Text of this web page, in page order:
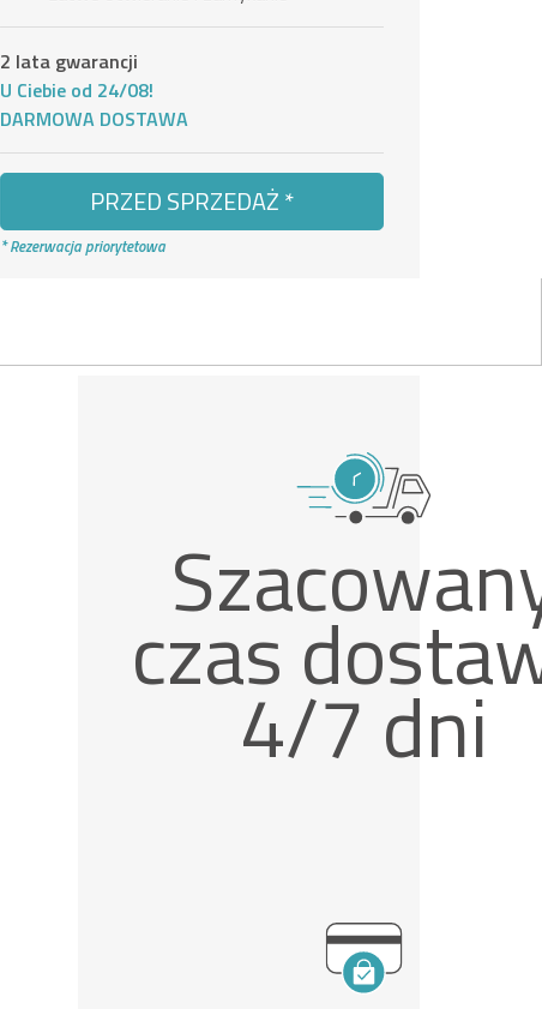
2 lata gwarancji
U Ciebie od 24/08!
DARMOWA DOSTAWA
PRZED SPRZEDAŻ *
* Rezerwacja priorytetowa
czas
4/7 dni